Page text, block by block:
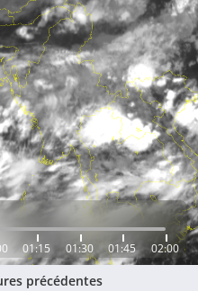
01:15 01:30 01:45 02:00
précédentes